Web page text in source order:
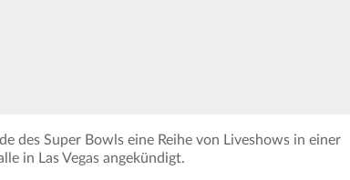
des Super Bowls eine Reihe von Liveshows in einer
in Las Vegas angekündigt.